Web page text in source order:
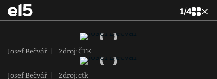
1/4
Josef Bečvář Zdroj: ČTK
Josef Bečvář Zdroj: ctk